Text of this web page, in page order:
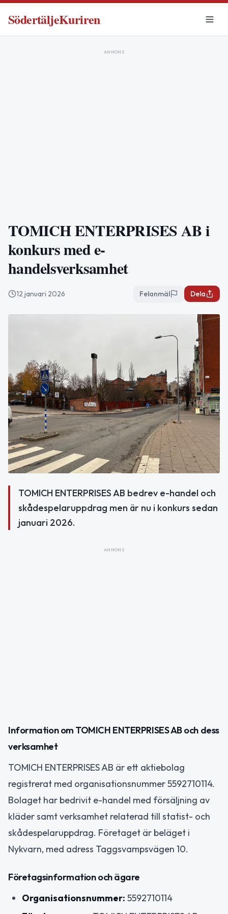
SödertäljeKuriren
ANNONS
TOMICH ENTERPRISES AB i
konkurs med e-
handelsverksamhet
12 januari 2026 Felanmäl Dela
TOMICH ENTERPRISES AB bedrev e-handel och
skådespelaruppdrag men är nu i konkurs sedan
januari 2026.
ANNONS
Information om TOMICH ENTERPRISES AB och dess
verksamhet
TOMICH ENTERPRISES AB är ett aktiebolag
registrerat med organisationsnummer 5592710114.
Bolaget har bedrivit e-handel med försäljning av
kläder samt verksamhet relaterad till statist- och
skådespelaruppdrag. Företaget är beläget i
Nykvarn, med adress Taggsvampsvägen 10.
Företagsinformation och ägare
Organisationsnummer: 5592710114